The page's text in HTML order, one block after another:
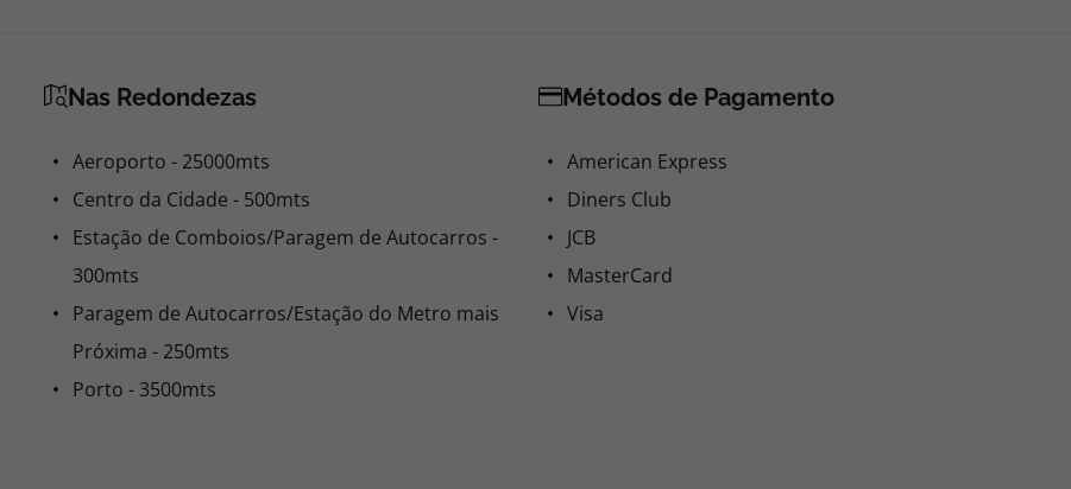
Nas Redondezas
Aeroporto - 25000mts
Centro da Cidade - 500mts
Estação de Comboios/Paragem de Autocarros -
300mts
Paragem de Autocarros/Estação do Metro mais
Próxima - 250mts
Porto - 3500mts
Métodos de Pagamento
American Express
Diners Club
JCB
MasterCard
Visa